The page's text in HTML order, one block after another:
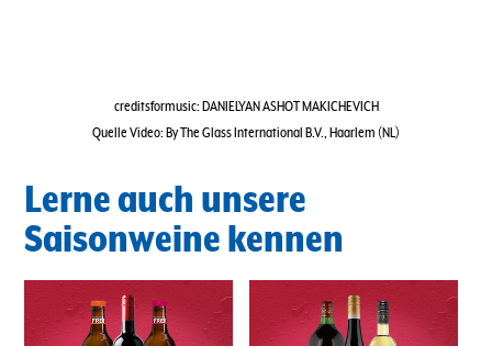
creditsformusic: DANIELYAN ASHOT MAKICHEVICH
Quelle Video: By The Glass International B.V., Haarlem (NL)
Lerne auch unsere
Saisonweine kennen